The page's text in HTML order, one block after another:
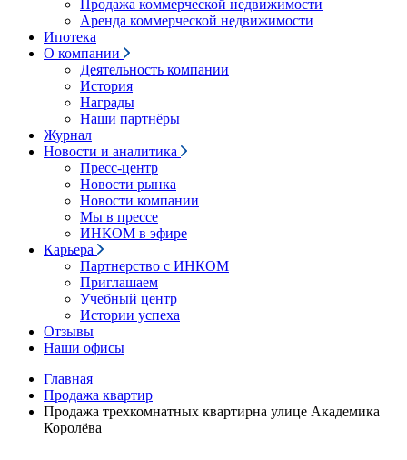
Продажа коммерческой недвижимости
Аренда коммерческой недвижимости
Ипотека
О компании
Деятельность компании
История
Награды
Наши партнёры
Журнал
Новости и аналитика
Пресс-центр
Новости рынка
Новости компании
Мы в прессе
ИНКОМ в эфире
Карьера
Партнерство с ИНКОМ
Приглашаем
Учебный центр
Истории успеха
Отзывы
Наши офисы
Главная
Продажа квартир
Продажа трехкомнатных квартирна улице Академика
Королёва